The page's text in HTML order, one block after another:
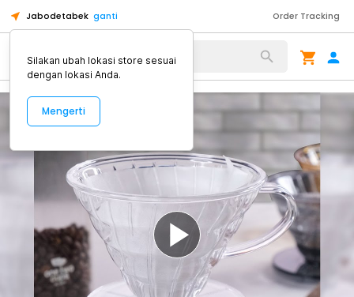
Jabodetabek ganti Order Tracking
Alat Kopi
Silakan ubah lokasi store sesuai
dengan lokasi Anda.
Mengerti